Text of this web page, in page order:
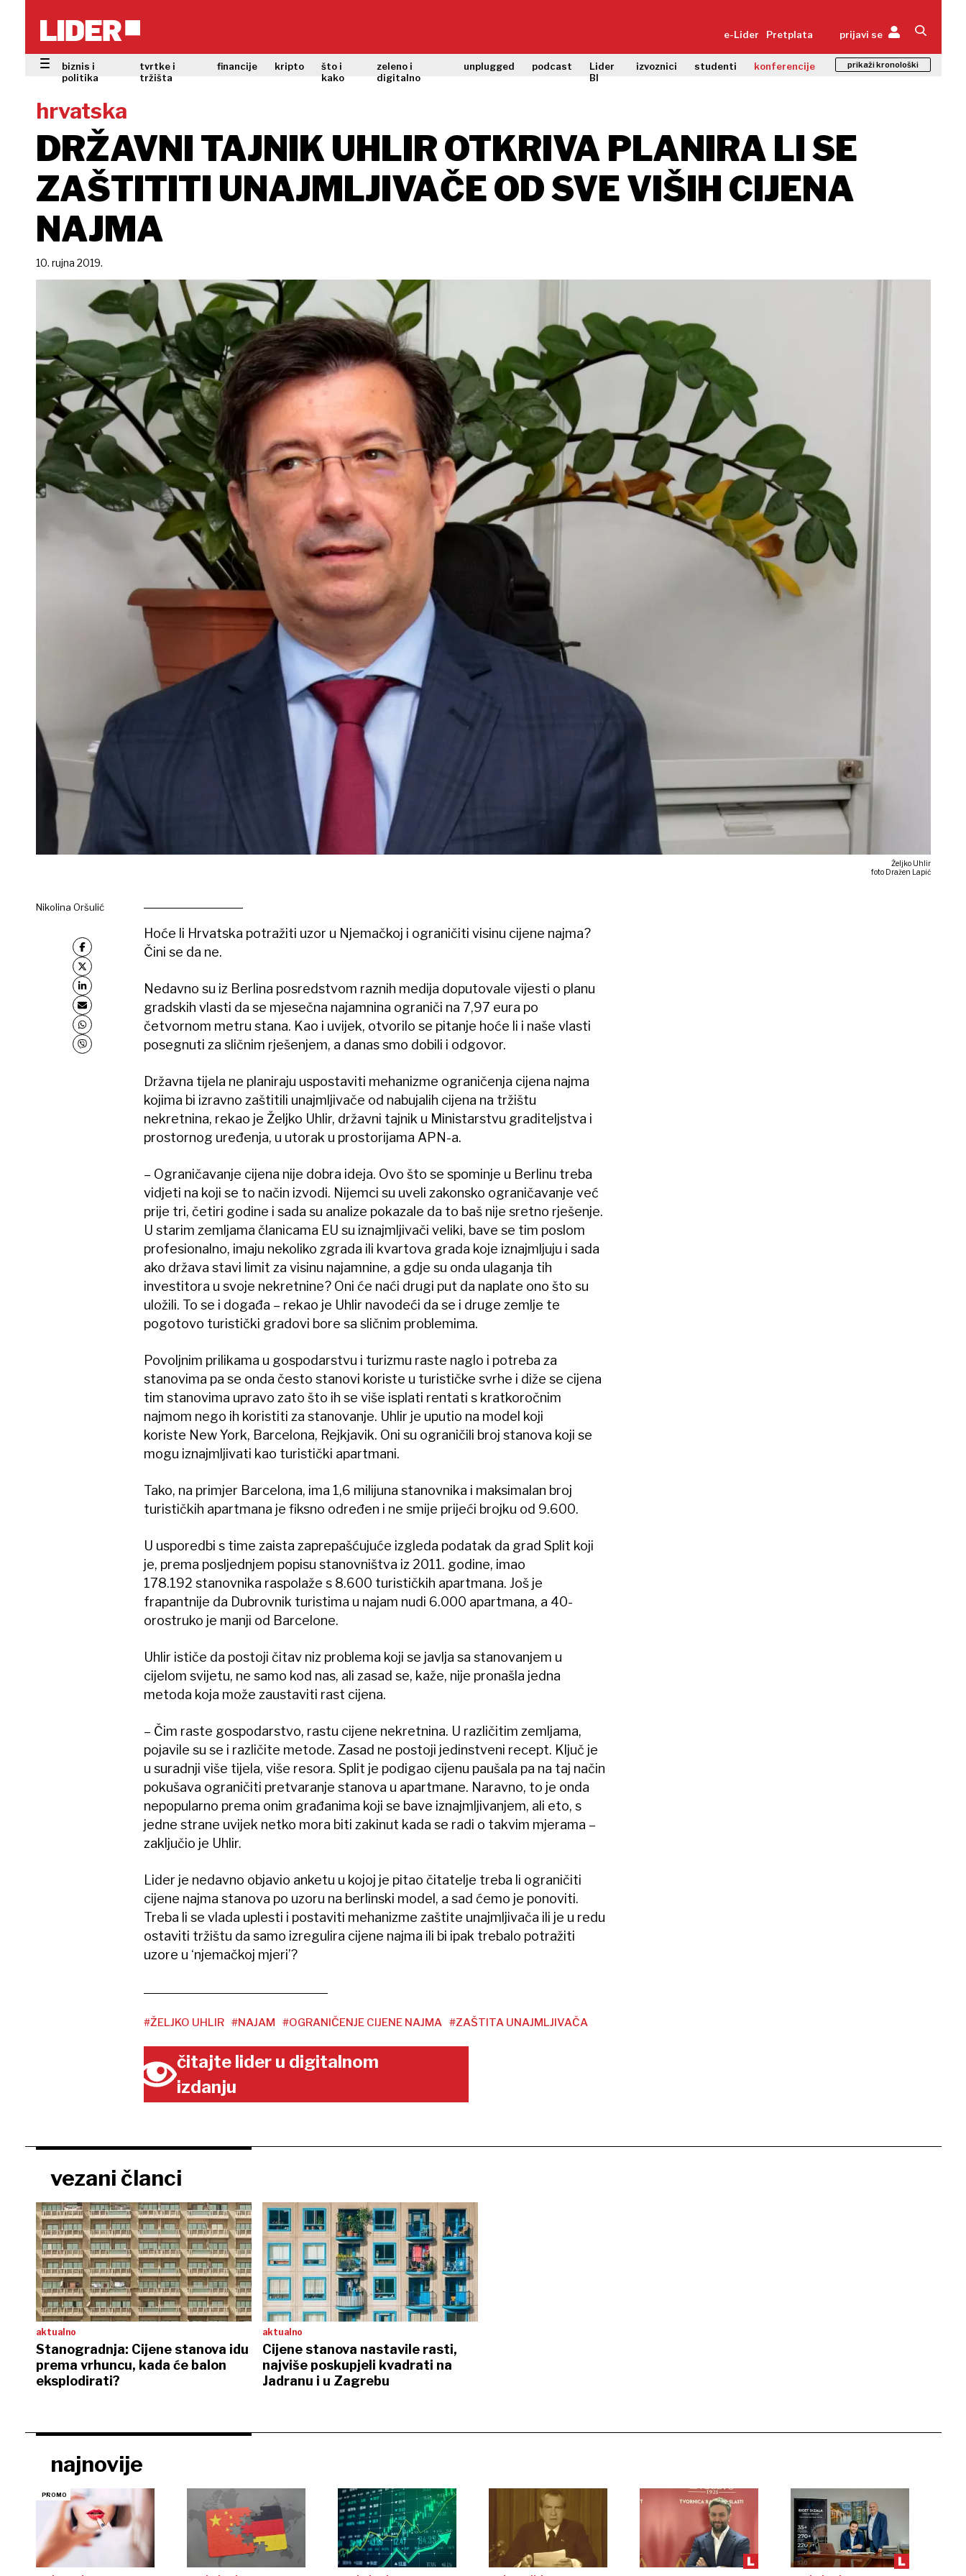
e-Lider Pretplata prijavi se
biznis i
politika
tvrtke i
tržišta
financije kripto
što i
kako
zeleno i
digitalno
unplugged podcast
Lider
BI
izvoznici studenti konferencije prikaži kronološki
hrvatska
DRŽAVNI TAJNIK UHLIR OTKRIVA PLANIRA LI SE
ZAŠTITITI UNAJMLJIVAČE OD SVE VIŠIH CIJENA
NAJMA
10. rujna 2019.
Željko Uhlir
foto Dražen Lapić
Nikolina Oršulić
Hoće li Hrvatska potražiti uzor u Njemačkoj i ograničiti visinu cijene najma?
Čini se da ne.
Nedavno su iz Berlina posredstvom raznih medija doputovale vijesti o planu
gradskih vlasti da se mjesečna najamnina ograniči na 7,97 eura po
četvornom metru stana. Kao i uvijek, otvorilo se pitanje hoće li i naše vlasti
posegnuti za sličnim rješenjem, a danas smo dobili i odgovor.
Državna tijela ne planiraju uspostaviti mehanizme ograničenja cijena najma
kojima bi izravno zaštitili unajmljivače od nabujalih cijena na tržištu
nekretnina, rekao je Željko Uhlir, državni tajnik u Ministarstvu graditeljstva i
prostornog uređenja, u utorak u prostorijama APN-a.
– Ograničavanje cijena nije dobra ideja. Ovo što se spominje u Berlinu treba
vidjeti na koji se to način izvodi. Nijemci su uveli zakonsko ograničavanje već
prije tri, četiri godine i sada su analize pokazale da to baš nije sretno rješenje.
U starim zemljama članicama EU su iznajmljivači veliki, bave se tim poslom
profesionalno, imaju nekoliko zgrada ili kvartova grada koje iznajmljuju i sada
ako država stavi limit za visinu najamnine, a gdje su onda ulaganja tih
investitora u svoje nekretnine? Oni će naći drugi put da naplate ono što su
uložili. To se i događa – rekao je Uhlir navodeći da se i druge zemlje te
pogotovo turistički gradovi bore sa sličnim problemima.
Povoljnim prilikama u gospodarstvu i turizmu raste naglo i potreba za
stanovima pa se onda često stanovi koriste u turističke svrhe i diže se cijena
tim stanovima upravo zato što ih se više isplati rentati s kratkoročnim
najmom nego ih koristiti za stanovanje. Uhlir je uputio na model koji
koriste New York, Barcelona, Rejkjavik. Oni su ograničili broj stanova koji se
mogu iznajmljivati kao turistički apartmani.
Tako, na primjer Barcelona, ima 1,6 milijuna stanovnika i maksimalan broj
turističkih apartmana je fiksno određen i ne smije prijeći brojku od 9.600.
U usporedbi s time zaista zaprepašćujuće izgleda podatak da grad Split koji
je, prema posljednjem popisu stanovništva iz 2011. godine, imao
178.192 stanovnika raspolaže s 8.600 turističkih apartmana. Još je
frapantnije da Dubrovnik turistima u najam nudi 6.000 apartmana, a 40-
orostruko je manji od Barcelone.
Uhlir ističe da postoji čitav niz problema koji se javlja sa stanovanjem u
cijelom svijetu, ne samo kod nas, ali zasad se, kaže, nije pronašla jedna
metoda koja može zaustaviti rast cijena.
– Čim raste gospodarstvo, rastu cijene nekretnina. U različitim zemljama,
pojavile su se i različite metode. Zasad ne postoji jedinstveni recept. Ključ je
u suradnji više tijela, više resora. Split je podigao cijenu paušala pa na taj način
pokušava ograničiti pretvaranje stanova u apartmane. Naravno, to je onda
nepopularno prema onim građanima koji se bave iznajmljivanjem, ali eto, s
jedne strane uvijek netko mora biti zakinut kada se radi o takvim mjerama –
zaključio je Uhlir.
Lider je nedavno objavio anketu u kojoj je pitao čitatelje treba li ograničiti
cijene najma stanova po uzoru na berlinski model, a sad ćemo je ponoviti.
Treba li se vlada uplesti i postaviti mehanizme zaštite unajmljivača ili je u redu
ostaviti tržištu da samo izregulira cijene najma ili bi ipak trebalo potražiti
uzore u ‘njemačkoj mjeri’?
#ŽELJKO UHLIR #NAJAM #OGRANIČENJE CIJENE NAJMA #ZAŠTITA UNAJMLJIVAČA
čitajte lider u digitalnom
izdanju
vezani članci
aktualno
Stanogradnja: Cijene stanova idu
prema vrhuncu, kada će balon
eksplodirati?
aktualno
Cijene stanova nastavile rasti,
najviše poskupjeli kvadrati na
Jadranu i u Zagrebu
najnovije